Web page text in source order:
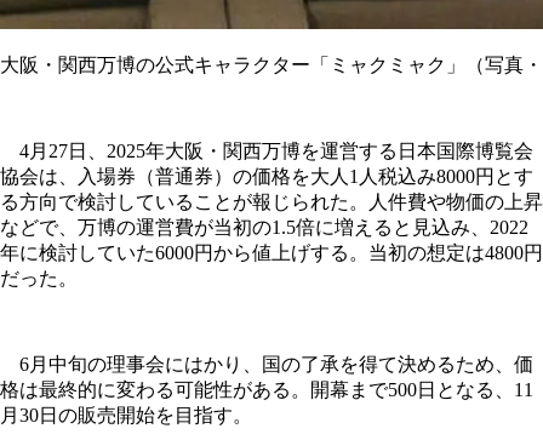
大阪・関西万博の公式キャラクター「ミャクミャク」（写真
4月27日、2025年大阪・関西万博を運営する日本国際博覧会
協会は、入場券（普通券）の価格を大人1人税込み8000円とす
る方向で検討していることが報じられた。人件費や物価の上昇
などで、万博の運営費が当初の1.5倍に増えると見込み、2022
年に検討していた6000円から値上げする。当初の想定は4800円
だった。
6月中旬の理事会にはかり、国の了承を得て決めるため、価
格は最終的に変わる可能性がある。開幕まで500日となる、11
月30日の販売開始を目指す。